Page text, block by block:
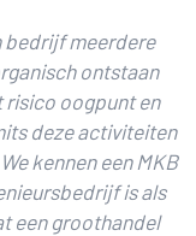
bedrijf meerdere
ontstaan
risico oogpunt en
deze activiteiten
kennen een MKB
is als
een groothandel